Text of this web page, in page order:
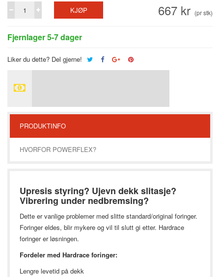
667 kr (pr stk)
KJØP
Fjernlager 5-7 dager
Liker du dette? Del gjerne!
PRODUKTINFO
HVORFOR POWERFLEX?
Upresis styring? Ujevn dekk slitasje?
Vibrering under nedbremsing?
Dette er vanlige problemer med slitte standard/original foringer.
Foringer eldes, blir mykere og vil til slutt gi etter. Hardrace
foringer er løsningen.
Fordeler med Hardrace foringer:
Lengre levetid på dekk